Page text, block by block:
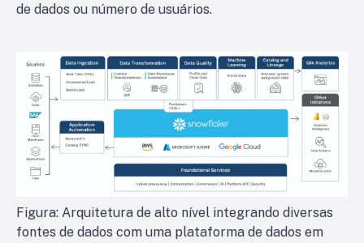
de dados ou número de usuários.
Figura: Arquitetura de alto nível integrando diversas
fontes de dados com uma plataforma de dados em